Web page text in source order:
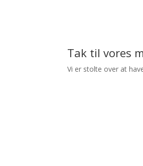
Tak til vores
Vi er stolte over at